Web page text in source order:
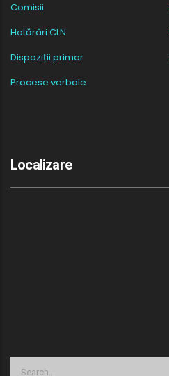
Comisii
Hotărâri CLN
Dispoziții primar
Procese verbale
Localizare